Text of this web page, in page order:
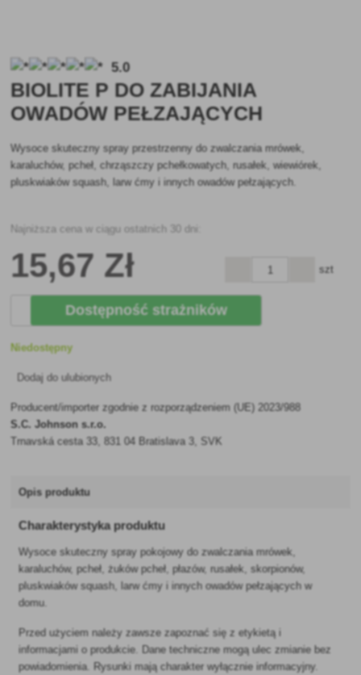
5.0
BIOLITE P DO ZABIJANIA
OWADÓW PEŁZAJĄCYCH
Wysoce skuteczny spray przestrzenny do zwalczania mrówek,
karaluchów, pcheł, chrząszczy pchełkowatych, rusałek, wiewiórek,
pluskwiaków squash, larw ćmy i innych owadów pełzających.
Najniższa cena w ciągu ostatnich 30 dni:
15,67 Zł szt
Dostępność strażników
Niedostępny
Dodaj do ulubionych
Producent/importer zgodnie z rozporządzeniem (UE) 2023/988
S.C. Johnson s.r.o.
Trnavská cesta 33, 831 04 Bratislava 3, SVK
Opis produktu
Charakterystyka produktu
Wysoce skuteczny spray pokojowy do zwalczania mrówek,
karaluchów, pcheł, żuków pcheł, płazów, rusałek, skorpionów,
pluskwiaków squash, larw ćmy i innych owadów pełzających w
domu.
Przed użyciem należy zawsze zapoznać się z etykietą i
informacjami o produkcie. Dane techniczne mogą ulec zmianie bez
powiadomienia. Rysunki mają charakter wyłącznie informacyjny.